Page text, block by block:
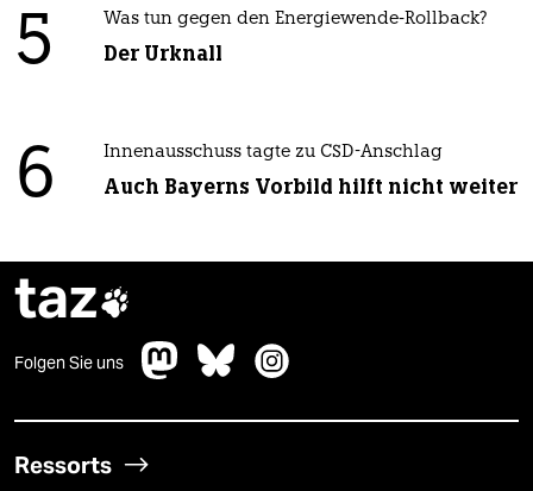
5 Was tun gegen den Energiewende-Rollback?
Der Urknall
6 Innenausschuss tagte zu CSD-Anschlag
Auch Bayerns Vorbild hilft nicht weiter
taz
Folgen Sie uns
Ressorts